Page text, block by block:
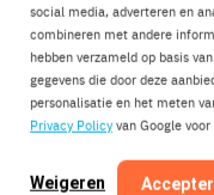
social media, adverteren en
combineren met andere
hebben verzameld op basis
gegevens die door deze
personalisatie en het meten
Privacy Policyvan Google
Weigeren
Lincoln University:
University of
Detection to visual
University of